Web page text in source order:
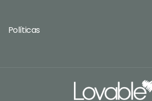
Políticas